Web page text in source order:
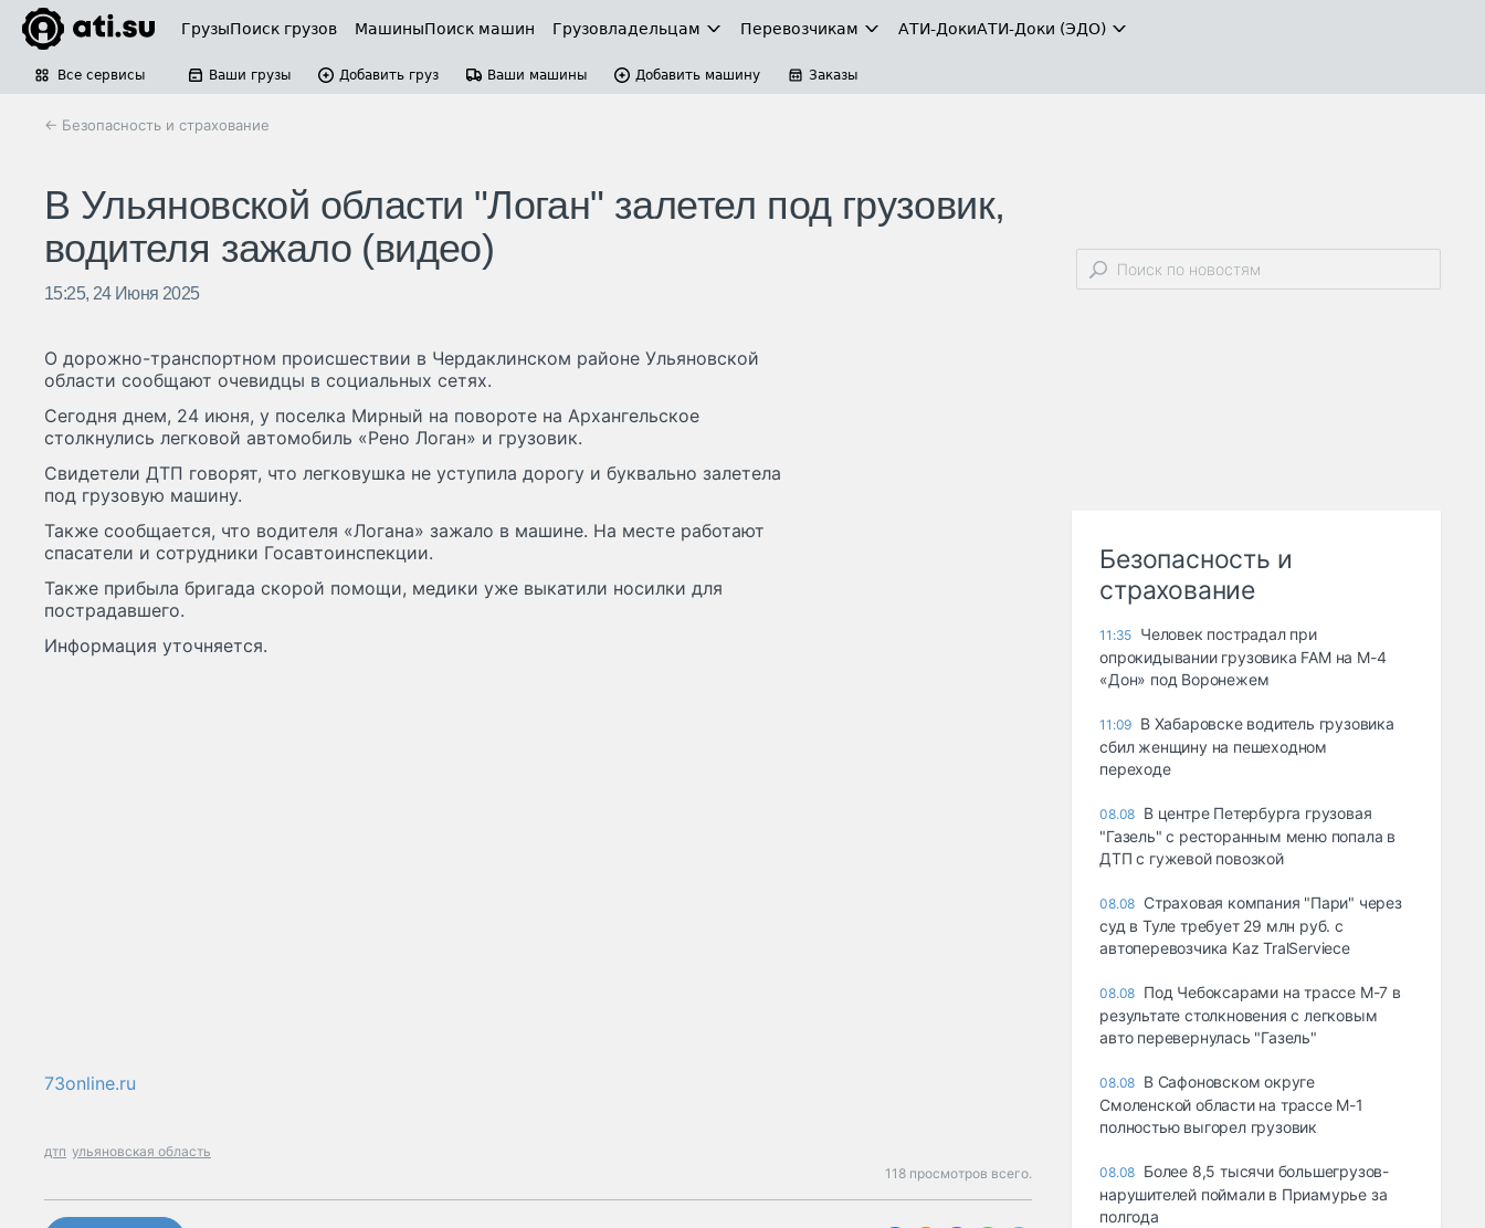
ГрузыПоиск грузов МашиныПоиск машин Грузовладельцам Перевозчикам АТИ-ДокиАТИ-Доки (ЭДО)
Все сервисы Ваши грузы Добавить груз Ваши машины Добавить машину Заказы
← Безопасность и страхование
В Ульяновской области "Логан" залетел под грузовик,
водителя зажало (видео)
15:25, 24 Июня 2025
О дорожно-транспортном происшествии в Чердаклинском районе Ульяновской
области сообщают очевидцы в социальных сетях.
Сегодня днем, 24 июня, у поселка Мирный на повороте на Архангельское
столкнулись легковой автомобиль «Рено Логан» и грузовик.
Свидетели ДТП говорят, что легковушка не уступила дорогу и буквально залетела
под грузовую машину.
Также сообщается, что водителя «Логана» зажало в машине. На месте работают
спасатели и сотрудники Госавтоинспекции.
Также прибыла бригада скорой помощи, медики уже выкатили носилки для
пострадавшего.
Информация уточняется.
73online.ru
дтп ульяновская область
118 просмотров всего.
Безопасность и
страхование
11:35 Человек пострадал при
опрокидывании грузовика FAM на М-4
«Дон» под Воронежем
11:09 В Хабаровске водитель грузовика
сбил женщину на пешеходном
переходе
08.08 В центре Петербурга грузовая
"Газель" с ресторанным меню попала в
ДТП с гужевой повозкой
08.08 Страховая компания "Пари" через
суд в Туле требует 29 млн руб. с
автоперевозчика Kaz TralServiece
08.08 Под Чебоксарами на трассе М-7 в
результате столкновения с легковым
авто перевернулась "Газель"
08.08 В Сафоновском округе
Смоленской области на трассе М-1
полностью выгорел грузовик
08.08 Более 8,5 тысячи большегрузов-
нарушителей поймали в Приамурье за
полгода